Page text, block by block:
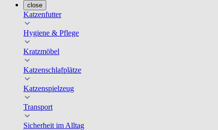
close
Katzenfutter
Hygiene & Pflege
Kratzmöbel
Katzenschlafplätze
Katzenspielzeug
Transport
Sicherheit im Alltag